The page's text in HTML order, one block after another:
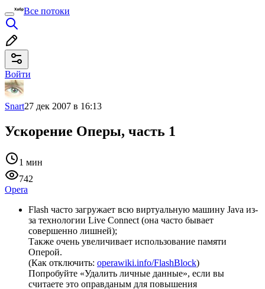
Все потоки
Войти
Snart27 дек 2007 в 16:13
Ускорение Оперы, часть 1
1 мин
742
Opera
Flash часто загружает всю виртуальную машину Java из-
за технологии Live Connect (она часто бывает
совершенно лишней);
Также очень увеличивает использование памяти
Оперой.
(Как отключить: operawiki.info/FlashBlock)
Попробуйте «Удалить личные данные», если вы
считаете это оправданым для повышения